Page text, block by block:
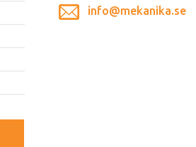
info@mekanika.se